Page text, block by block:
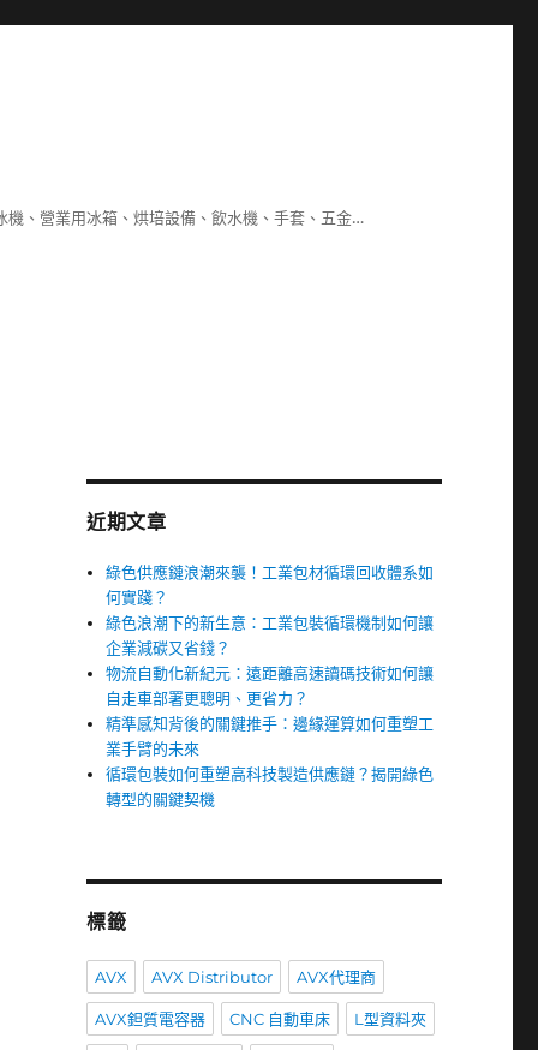
、營業用冰箱、烘培設備、飲水機、手套、五金…
近期文章
綠色供應鏈浪潮來襲！工業包材循環回收體系如
何實踐？
綠色浪潮下的新生意：工業包裝循環機制如何讓
企業減碳又省錢？
物流自動化新紀元：遠距離高速讀碼技術如何讓
自走車部署更聰明、更省力？
精準感知背後的關鍵推手：邊緣運算如何重塑工
業手臂的未來
循環包裝如何重塑高科技製造供應鏈？揭開綠色
轉型的關鍵契機
標籤
AVX AVX Distributor AVX代理商
AVX鉭質電容器 CNC 自動車床 L型資料夾